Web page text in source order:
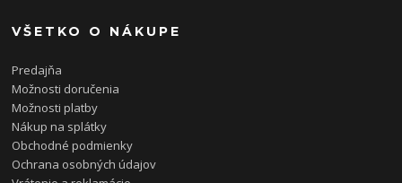
VŠETKO O NÁKUPE
Predajňa
Možnosti doručenia
Možnosti platby
Nákup na splátky
Obchodné podmienky
Ochrana osobných údajov